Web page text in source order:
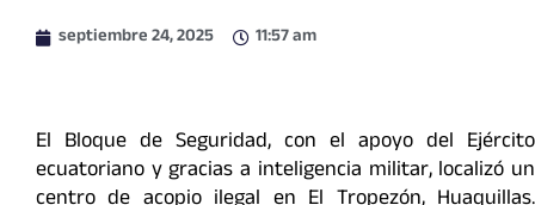
septiembre 24, 2025 11:57 am
El Bloque de Seguridad, con el apoyo del Ejército
ecuatoriano y gracias a inteligencia militar, localizó un